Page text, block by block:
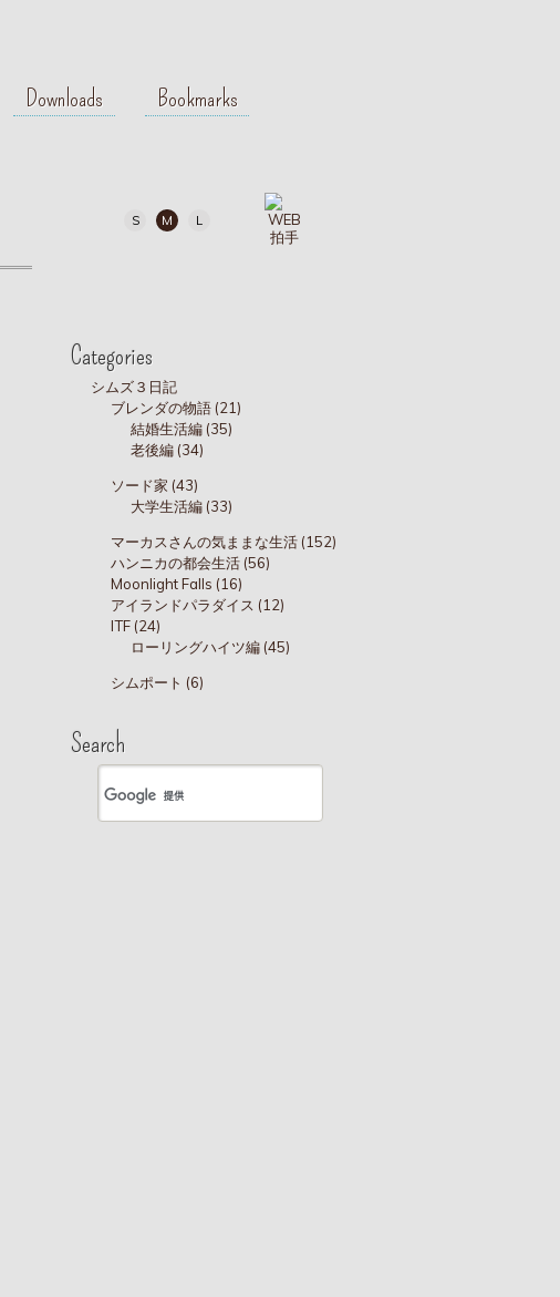
Downloads Bookmarks
S M L
Categories
シムズ３日記
ブレンダの物語 (21)
結婚生活編 (35)
老後編 (34)
ソード家 (43)
大学生活編 (33)
マーカスさんの気ままな生活 (152)
ハンニカの都会生活 (56)
Moonlight Falls (16)
アイランドパラダイス (12)
ITF (24)
ローリングハイツ編 (45)
シムポート (6)
Search